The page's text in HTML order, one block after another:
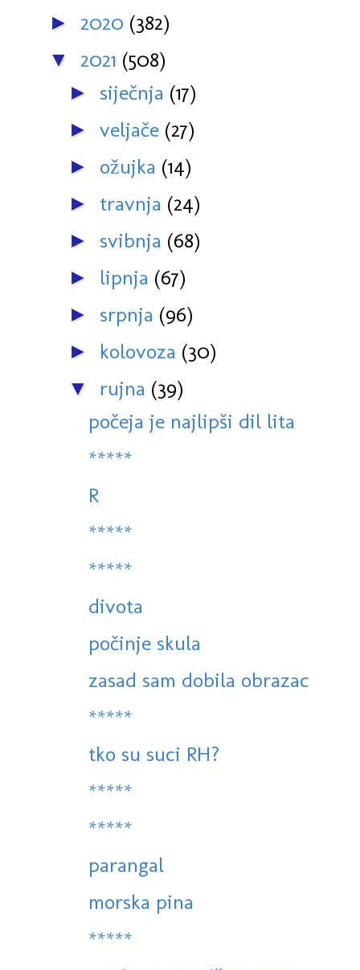
► 2020 (382)
▼ 2021 (508)
► siječnja (17)
► veljače (27)
► ožujka (14)
► travnja (24)
► svibnja (68)
► lipnja (67)
► srpnja (96)
► kolovoza (30)
▼ rujna (39)
počeja je najlipši dil lita
*****
R
*****
*****
divota
počinje skula
zasad sam dobila obrazac
*****
tko su suci RH?
*****
*****
parangal
morska pina
*****